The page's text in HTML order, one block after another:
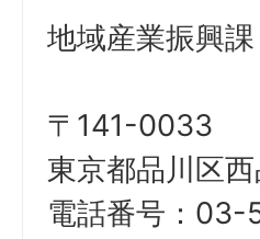
地域産業振興
〒141-0033
東京都品川区
電話番号：